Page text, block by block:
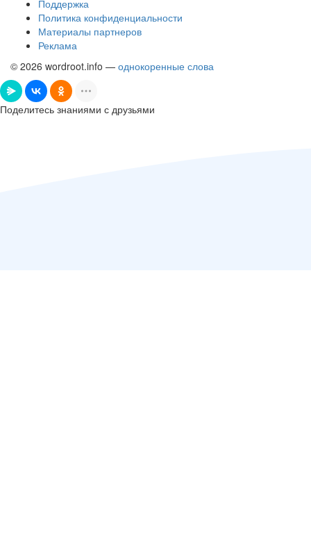
Поддержка
Политика конфиденциальности
Материалы партнеров
Реклама
© 2026 wordroot.info — однокоренные слова
Поделитесь знаниями с друзьями